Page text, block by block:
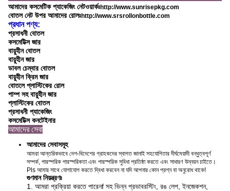
আমাদের কসমেটিক প্যাকেজিং নেটওয়ার্কঃhttp://www.sunrisepkg.com
বোতল নেট উপর আমাদের রোলঃhttp://www.srsrollonbottle.com
প্রধান পণ্য:
প্রসাধনী বোতল
কসমেটিক্স জার
বায়ুহীন বোতল
বায়ুহীন জার
ডাবল চেম্বার বোতল
বায়ুহীন ক্রিম জার
বোতলে প্লাস্টিকের রোল
পাম্প সহ বায়ুহীন জার
প্লাস্টিকের বোতল
প্রসাধনী প্যাকেজিং
কসমেটিক্স কনটেইনার
আমাদের সেবা
আমাদের সেবাসমূহ
আমরা আন্তরিকভাবে দেশ-বিদেশের গ্রাহকদের স্বাগত জানাই সহযোগিতার দীর্ঘমেয়াদী বন্ধুত্বপূর্ণ
সম্পর্ক, পারস্পরিক পারস্পরিকতা এবং পারস্পরিক সুবিধা প্রতিষ্ঠা করতে এবং সাধারণ উন্নয়ন চাইতে।
Pls আমার সাথে যোগাযোগ করতে দ্বিধা করবেন না যদি আপনার কোন প্রশ্ন বা অনুরোধ থাকে!
গুণমান নিয়ন্ত্রণঃ
1. আমরা প্রক্রিয়া করতে পারেনf সহ ভিন্ন প্রভাবরস্টিং, রঙ লেপ, ইনজেকশন,